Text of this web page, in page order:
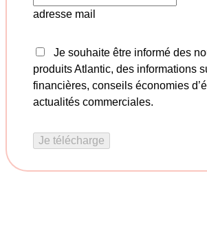
adresse mail
Je télécharge
Je souhaite être informé des
produits Atlantic, des informations
financières, conseils économies
actualités commerciales.